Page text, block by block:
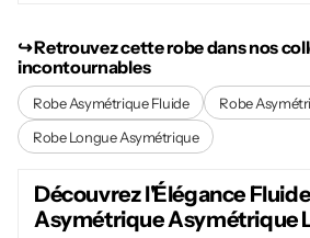
↪︎ Retrouvez cette robe dans nos
incontournables
Robe Asymétrique Fluide
Robe
Robe Longue Asymétrique
Découvrez l'Élégance
Asymétrique Asymétrique